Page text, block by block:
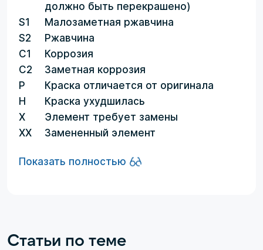
должно быть перекрашено)
S1
Малозаметная ржавчина
S2
Ржавчина
C1
Коррозия
C2
Заметная коррозия
P
Краска отличается от оригинала
H
Краска ухудшилась
X
Элемент требует замены
XX
Замененный элемент
Показать полностью
Статьи по теме